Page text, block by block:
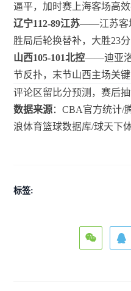
逼平，加时赛上海客场高
辽宁112-89江苏——江苏客
胜局后轮换替补，大胜23分
山西105-101北控——迪亚洛
节反扑，末节山西主场关
评论区留比分预测，赛后
数据来源：CBA官方统计/
浪体育篮球数据库/球天下
标签: